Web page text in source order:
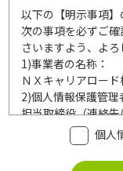
以下の【明示事項】
次の事項を必ずご
さいますよう、よろ
1)事業者の名称：
ＮＸキャリアロー
2)個人情報保護管理
担当取締役（連絡
利用目的：
ご記入頂いた個人
利用いたします。
個人